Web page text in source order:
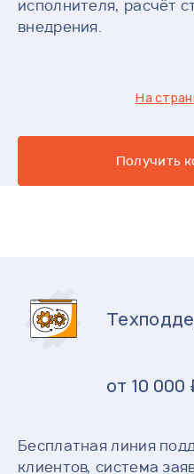
исполнителя, расчёт
внедрения.
На
Получить
от 10 000
Бесплатная линия
клиентов, система